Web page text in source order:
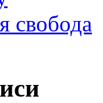
свобода